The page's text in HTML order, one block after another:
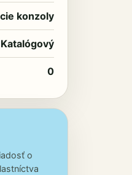
konzoly
Katalógový
0
o